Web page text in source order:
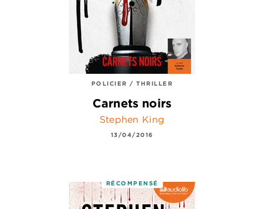
POLICIER / THRILLER
Carnets noirs
Stephen King
13/04/2016
RÉCOMPENSÉ